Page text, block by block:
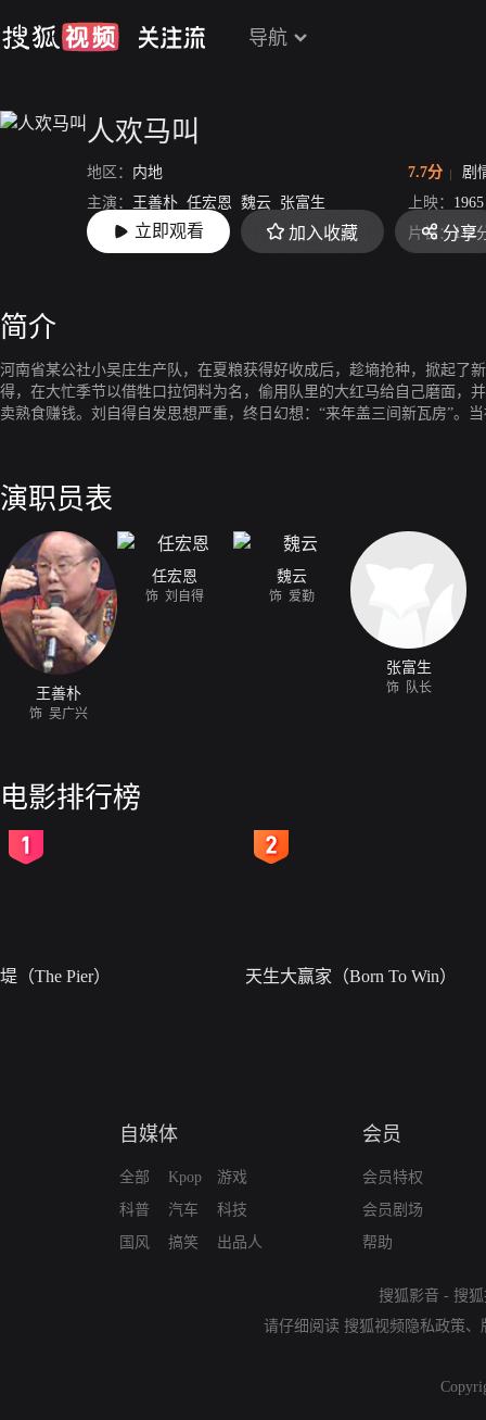
导航
人欢马叫
地区： 内地 7.7分
剧
主演：
王善朴 任宏恩 魏云 张富生 上映： 1965
导演： 孙敬 片长：112
立即观看 加入收藏 分享
简介
河南省某公社小吴庄生产队，在夏粮获得好收成后，趁墒抢种，掀起了
得，在大忙季节以借牲口拉饲料为名，偷用队里的大红马给自己磨面，
卖熟食赚钱。刘自得自发思想严重，终日幻想：“来年盖三间新瓦房”。
理病马。他听说病马爱吃咸的，他就拿家里的高粱去换盐，并且为了多
响儿女亲事，责怪吴广兴不该接这工作。吴广兴对老伴耐心帮助，并用
上的疙瘩终于解开了，决心和吴广兴一起把饲养工作做好。刘自得想利
面，遭到吴广兴的拒绝。而后，他又以代替何太看牲口为借口，偷将队
队长和吴广兴对他进行了严厉的批评。刘自得不但不接受批评，检查自
猪”，要他交代。吴广兴对刘自得的诬陷和无理取闹，毫不惧怕。后来
同时，共青团小组长冬梅又揭发了刘自得做生意的事实。对此，刘自得
贵的怂恿下，又答应再干一回，结果，徐富贵对大红马打了一冷鞭，使
到问题严重，惊慌失措。吴广兴抓住时机进一步对刘进行帮助和批评，
出这种思想的危害性。至此，刘自得才认识到自己的错误，决心丢掉个
演职员表
王善朴
饰 吴广兴
任宏恩
饰 刘自得
魏云
饰 爱勤
张富生
饰 队长
电影排行榜
堤（The Pier） 天生大赢家（Born To Win）
自媒体
全部
科普
国风
Kpop
汽车
搞笑
游戏
科技
出品人
会员
会员特权
会员剧场
帮助
搜狐影音 - 搜
请仔细阅读 搜狐视频隐私政策、